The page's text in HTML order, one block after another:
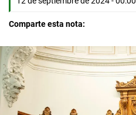
Comparte esta nota: